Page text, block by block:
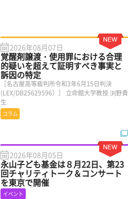
2026年08月07日
覚醒剤譲渡・使用罪における合理
的疑いを超えて証明すべき事実と
訴因の特定
［名古屋高等裁判所令和3年6月15日判決
(LEX/DB25629596）］ 立命館大学教授 渕野貴
生
コラム
2026年08月05日
永山子ども基金は８月22日、第23
回チャリティトーク＆コンサート
を東京で開催
イベント